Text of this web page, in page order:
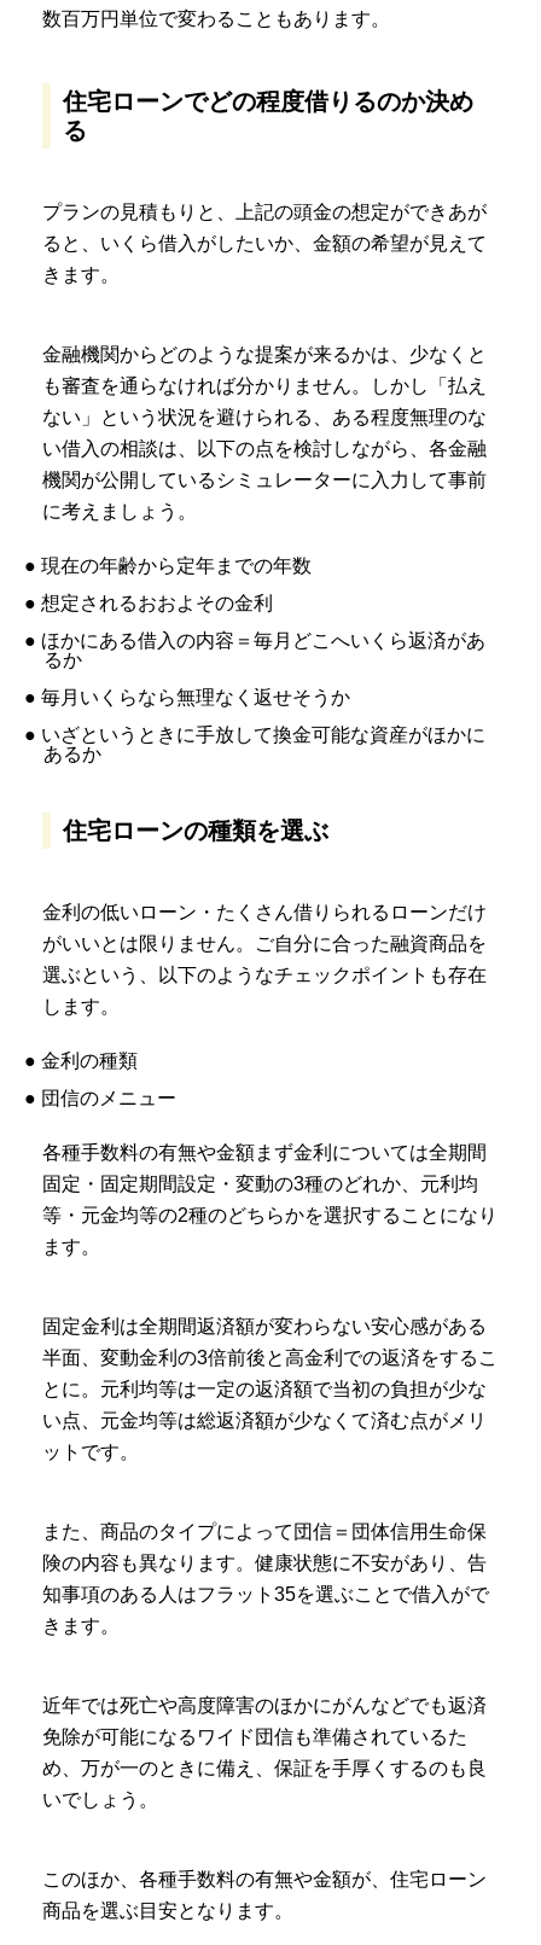
数百万円単位で変わることもあります。
住宅ローンでどの程度借りるのか決め
る
プランの見積もりと、上記の頭金の想定ができあが
ると、いくら借入がしたいか、金額の希望が見えて
きます。
金融機関からどのような提案が来るかは、少なくと
も審査を通らなければ分かりません。しかし「払え
ない」という状況を避けられる、ある程度無理のな
い借入の相談は、以下の点を検討しながら、各金融
機関が公開しているシミュレーターに入力して事前
に考えましょう。
● 現在の年齢から定年までの年数
● 想定されるおおよその金利
● ほかにある借入の内容＝毎月どこへいくら返済があ
るか
● 毎月いくらなら無理なく返せそうか
● いざというときに手放して換金可能な資産がほかに
あるか
住宅ローンの種類を選ぶ
金利の低いローン・たくさん借りられるローンだけ
がいいとは限りません。ご自分に合った融資商品を
選ぶという、以下のようなチェックポイントも存在
します。
● 金利の種類
● 団信のメニュー
各種手数料の有無や金額まず金利については全期間
固定・固定期間設定・変動の3種のどれか、元利均
等・元金均等の2種のどちらかを選択することになり
ます。
固定金利は全期間返済額が変わらない安心感がある
半面、変動金利の3倍前後と高金利での返済をするこ
とに。元利均等は一定の返済額で当初の負担が少な
い点、元金均等は総返済額が少なくて済む点がメリ
ットです。
また、商品のタイプによって団信＝団体信用生命保
険の内容も異なります。健康状態に不安があり、告
知事項のある人はフラット35を選ぶことで借入がで
きます。
近年では死亡や高度障害のほかにがんなどでも返済
免除が可能になるワイド団信も準備されているた
め、万が一のときに備え、保証を手厚くするのも良
いでしょう。
このほか、各種手数料の有無や金額が、住宅ローン
商品を選ぶ目安となります。